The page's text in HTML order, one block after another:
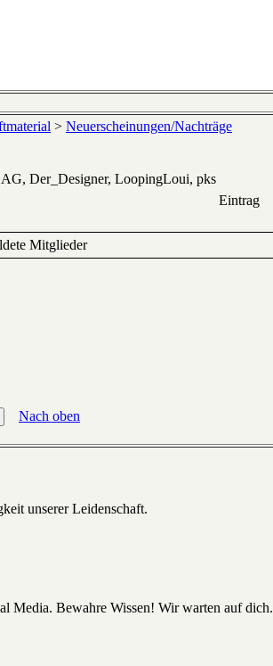
> Neuerscheinungen/Nachträge
Der_Designer, LoopingLoui, pks
Eintrag
Mitglieder
Nach oben
unserer Leidenschaft.
Media. Bewahre Wissen! Wir warten auf dich.